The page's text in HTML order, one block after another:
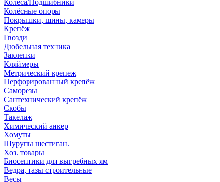
Колёса/Подшибники
Колёсные опоры
Покрышки, шины, камеры
Крепёж
Гвозди
Дюбельная техника
Заклепки
Кляймеры
Метрический крепеж
Перфорированный крепёж
Саморезы
Сантехнический крепёж
Скобы
Такелаж
Химический анкер
Хомуты
Шурупы шестиган.
Хоз. товары
Биосептики для выгребных ям
Ведра, тазы строительные
Весы